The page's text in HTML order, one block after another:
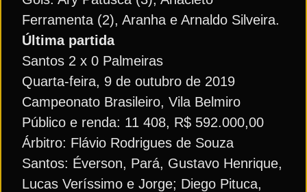
Ferramenta (2), Aranha e Arnaldo Silveira.
Última partida
Santos 2 x 0 Palmeiras
Quarta-feira, 9 de outubro de 2019
Campeonato Brasileiro, Vila Belmiro
Público e renda: 11 408, R$ 592.000,00
Árbitro: Flávio Rodrigues de Souza
Santos: Éverson, Pará, Gustavo Henrique,
Lucas Veríssimo e Jorge; Diego Pituca,